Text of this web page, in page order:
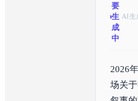
要
生
成
中
AI生
2026
场关